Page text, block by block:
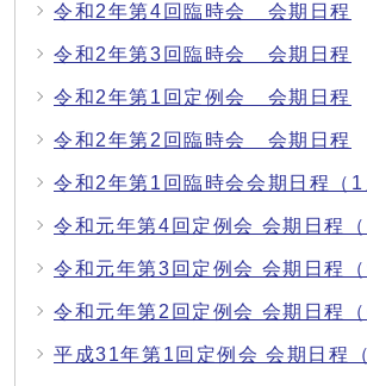
令和2年第4回臨時会 会期日程
令和2年第3回臨時会 会期日程
令和2年第1回定例会 会期日程
令和2年第2回臨時会 会期日程
令和2年第1回臨時会会期日程（1
令和元年第4回定例会 会期日程（
令和元年第3回定例会 会期日程（
令和元年第2回定例会 会期日程（
平成31年第1回定例会 会期日程（